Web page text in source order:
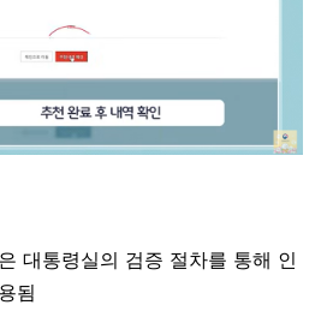
대통령실의 검증 절차를 통해 인
됨